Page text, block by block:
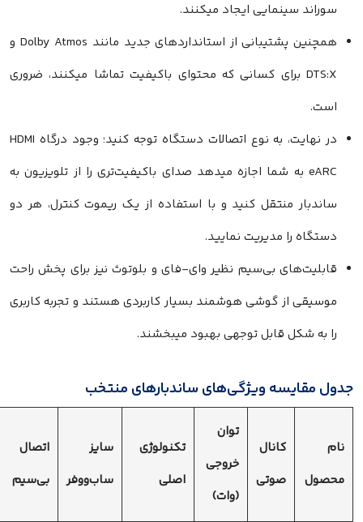
سوراند سینمایی ایجاد میکنند.
همچنین پشتیبانی از استانداردهای جدید مانند Dolby Atmos و
DTS:X برای کسانی که محتوای باکیفیت تماشا میکنند، ضروری
است.
در نهایت، به نوع اتصالات دستگاه توجه کنید؛ وجود درگاه HDMI
eARC به شما اجازه میدهد صدای باکیفیت‌تری را از تلویزیون به
ساندبار منتقل کنید و با استفاده از یک ریموت کنترل، هر دو
دستگاه را مدیریت نمایید.
قابلیت‌های بی‌سیم نظیر وای-فای و بلوتوث نیز برای پخش راحت
موسیقی از گوشی هوشمند بسیار کاربردی هستند و تجربه کاربری
را به شکل قابل توجهی بهبود میبخشند.
مقایسه ویژگی‌های ساندبارهای منتخب
نام
محصول
کانال
صوتی
توان
خروجی
(وات)
تکنولوژی
اصلی
سایز
ساب‌ووفر
اتصال
بی‌سیم